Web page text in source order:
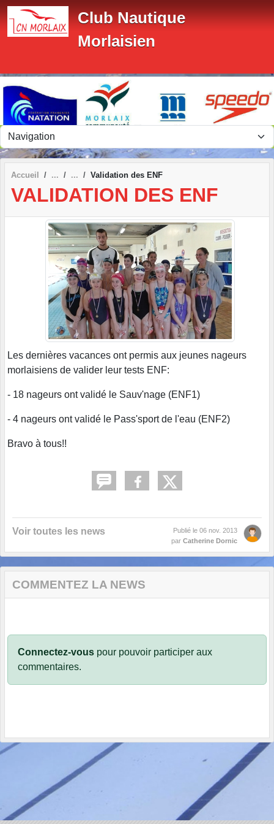
Club Nautique
Morlaisien
Accueil Validation des ENF
VALIDATION DES ENF
Les dernières vacances ont permis aux jeunes nageurs
morlaisiens de valider leur tests ENF:
- 18 nageurs ont validé le Sauv'nage (ENF1)
- 4 nageurs ont validé le Pass'sport de l'eau (ENF2)
Bravo à tous!!
Voir toutes les news Publié le 06 nov. 2013
par Catherine Dornic
COMMENTEZ LA NEWS
Connectez-vous pour pouvoir participer aux
commentaires.
Panneau de gestion des cookies